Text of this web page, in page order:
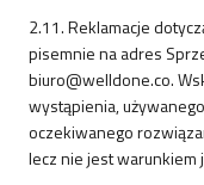
2.11. Reklamacje
pisemnie na adres
biuro@welldone.co.
wystąpienia,
oczekiwanego
lecz nie jest warunkiem